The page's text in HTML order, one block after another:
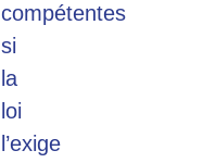
compétentes
si
la
loi
l’exige